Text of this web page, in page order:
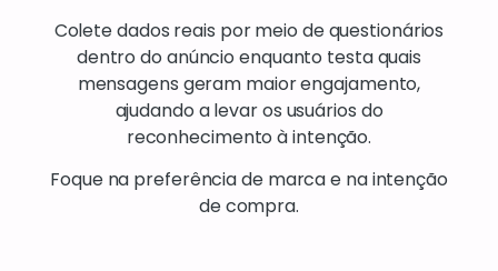
Colete dados reais por meio de questionários
dentro do anúncio enquanto testa quais
mensagens geram maior engajamento,
ajudando a levar os usuários do
reconhecimento à intenção.
Foque na preferência de marca e na intenção
de compra.